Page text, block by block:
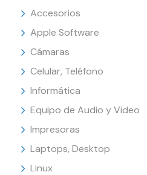
Accesorios
Apple Software
Cámaras
Celular, Teléfono
Informática
Equipo de Audio y Video
Impresoras
Laptops, Desktop
Linux